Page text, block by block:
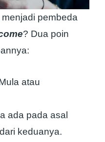
pembeda
? Dua poin
atau
ada pada asal
keduanya.